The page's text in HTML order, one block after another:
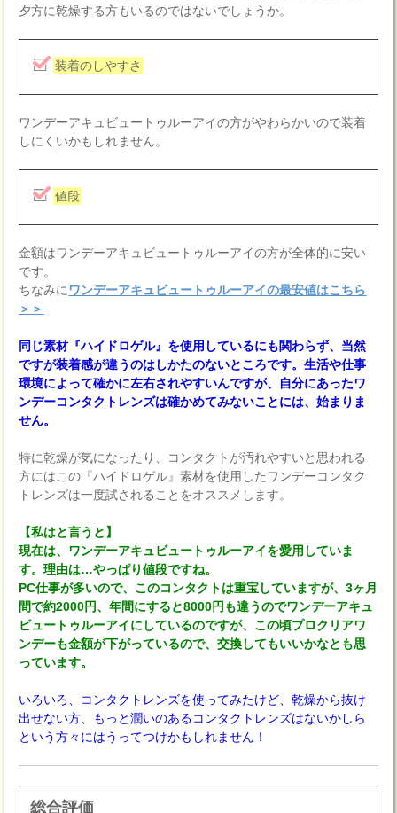
夕方に乾燥する方もいるのではないでしょうか。
装着のしやすさ
ワンデーアキュビュートゥルーアイの方がやわらかいので装着
しにくいかもしれません。
値段
金額はワンデーアキュビュートゥルーアイの方が全体的に安い
です。
ちなみに ワンデーアキュビュートゥルーアイの最安値はこちら
＞＞
同じ素材『ハイドロゲル』を使用しているにも関わらず、当然
ですが装着感が違うのはしかたのないところです。生活や仕事
環境によって確かに左右されやすいんですが、自分にあったワ
ンデーコンタクトレンズは確かめてみないことには、始まりま
せん。
特に乾燥が気になったり、コンタクトが汚れやすいと思われる
方にはこの『ハイドロゲル』素材を使用したワンデーコンタク
トレンズは一度試されることをオススメします。
【私はと言うと】
現在は、ワンデーアキュビュートゥルーアイを愛用していま
す。理由は…やっぱり値段ですね。
PC仕事が多いので、このコンタクトは重宝していますが、3ヶ月
間で約2000円、年間にすると8000円も違うのでワンデーアキュ
ビュートゥルーアイにしているのですが、この頃プロクリアワ
ンデーも金額が下がっているので、交換してもいいかなとも思
っています。
いろいろ、コンタクトレンズを使ってみたけど、乾燥から抜け
出せない方、もっと潤いのあるコンタクトレンズはないかしら
という方々にはうってつけかもしれません！
総合評価